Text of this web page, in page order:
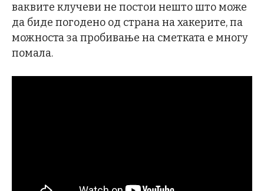
ваквите клучеви не постои нешто што може
да биде погодено од страна на хакерите, па
можноста за пробивање на сметката е многу
помала.